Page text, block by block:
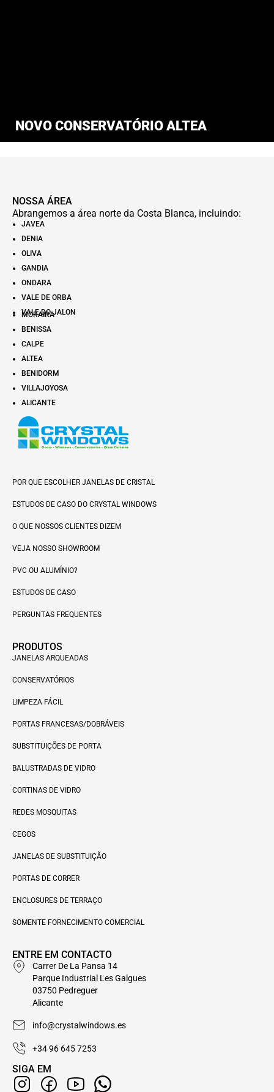
NOVO CONSERVATÓRIO ALTEA
NOSSA ÁREA
Abrangemos a área norte da Costa Blanca, incluindo:
JAVEA
DENIA
OLIVA
GANDIA
ONDARA
VALE DE ORBA
VALE DO JALON
MORAIRA
BENISSA
CALPE
ALTEA
BENIDORM
VILLAJOYOSA
ALICANTE
POR QUE ESCOLHER JANELAS DE CRISTAL
ESTUDOS DE CASO DO CRYSTAL WINDOWS
O QUE NOSSOS CLIENTES DIZEM
VEJA NOSSO SHOWROOM
PVC OU ALUMÍNIO?
ESTUDOS DE CASO
PERGUNTAS FREQUENTES
PRODUTOS
JANELAS ARQUEADAS
CONSERVATÓRIOS
LIMPEZA FÁCIL
PORTAS FRANCESAS/DOBRÁVEIS
SUBSTITUIÇÕES DE PORTA
BALUSTRADAS DE VIDRO
CORTINAS DE VIDRO
REDES MOSQUITAS
CEGOS
JANELAS DE SUBSTITUIÇÃO
PORTAS DE CORRER
ENCLOSURES DE TERRAÇO
SOMENTE FORNECIMENTO COMERCIAL
ENTRE EM CONTACTO
Carrer De La Pansa 14
Parque Industrial Les Galgues
03750 Pedreguer
Alicante
info@crystalwindows.es
+34 96 645 7253
SIGA EM